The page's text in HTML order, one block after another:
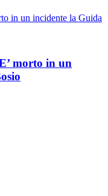
morto in un